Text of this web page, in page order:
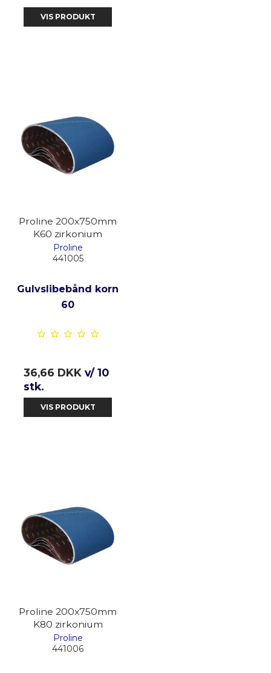
VIS PRODUKT
Proline 200x750mm
K60 zirkonium
Proline
441005
Gulvslibebånd korn
60
36,66 DKK v/ 10
stk.
VIS PRODUKT
Proline 200x750mm
K80 zirkonium
Proline
441006